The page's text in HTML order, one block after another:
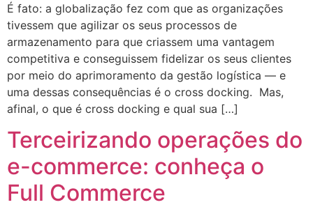
É fato: a globalização fez com que as organizações
tivessem que agilizar os seus processos de
armazenamento para que criassem uma vantagem
competitiva e conseguissem fidelizar os seus clientes
por meio do aprimoramento da gestão logística — e
uma dessas consequências é o cross docking. Mas,
afinal, o que é cross docking e qual sua […]
Terceirizando operações do
e-commerce: conheça o
Full Commerce